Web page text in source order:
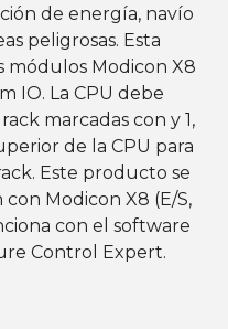
de energía, navío
peligrosas. Esta
módulos Modicon X8
IO. La CPU debe
marcadas con y 1,
de la CPU para
Este producto se
Modicon X8 (E/S,
con el software
Control Expert.